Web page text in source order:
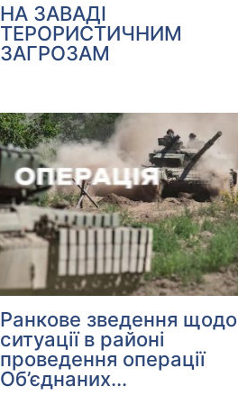
НА ЗАВАДІ
ТЕРОРИСТИЧНИМ
ЗАГРОЗАМ
Ранкове зведення щодо
ситуації в районі
проведення операції
Об’єднаних...